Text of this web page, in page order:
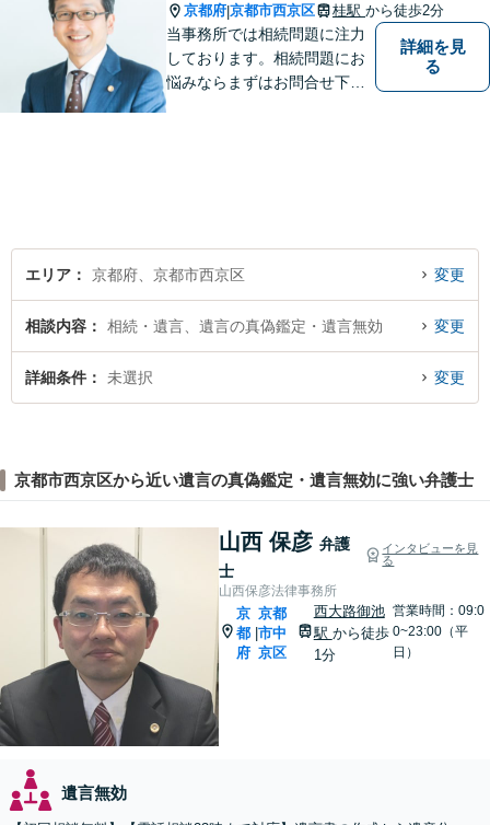
京都府|京都市西京区 桂駅 から徒歩2分
当事務所では相続問題に注力
しております。相続問題にお
悩みならまずはお問合せ下さ
詳細を見
る
エリア 京都府、京都市西京区 変更
相談内容 相続・遺言、遺言の真偽鑑定・遺言無効 変更
詳細条件 未選択 変更
京都市西京区から近い遺言の真偽鑑定・遺言無効に強い弁護士
山西 保彦 弁護
士
インタビューを見
る
山西保彦法律事務所
京
都
府
|
京都
市中
京区
西大路御池
駅 から徒歩
1分
営業時間：09:0
0~23:00（平
日）
遺言無効